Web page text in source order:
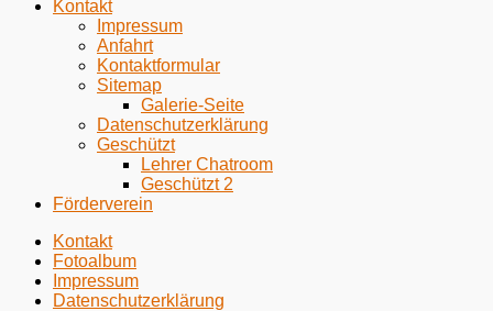
Kontakt
Impressum
Anfahrt
Kontaktformular
Sitemap
Galerie-Seite
Datenschutzerklärung
Geschützt
Lehrer Chatroom
Geschützt 2
Förderverein
Kontakt
Fotoalbum
Impressum
Datenschutzerklärung